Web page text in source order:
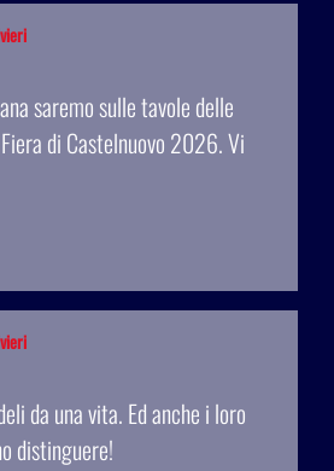
saremo sulle tavole delle
di Castelnuovo 2026. Vi
da una vita. Ed anche i loro
distinguere!